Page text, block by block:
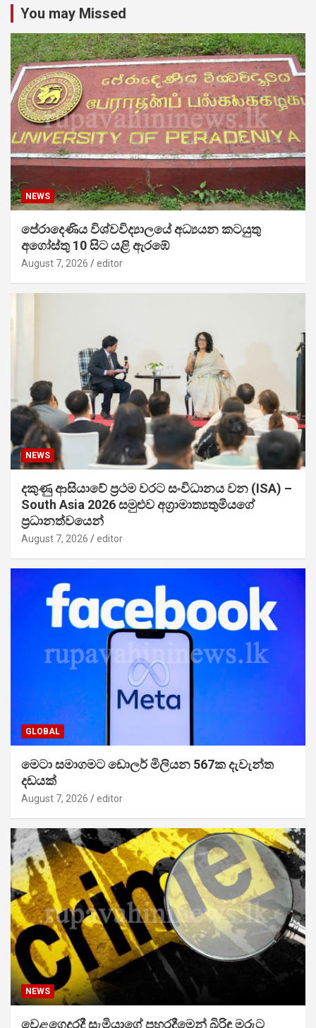
You may Missed
NEWS
පේරාදෙණිය විශ්වවිද්‍යාලයේ අධ්‍යයන කටයුතු
අගෝස්තු 10 සිට යළි ඇරඹේ
August 7, 2026 editor
NEWS
දකුණු ආසියාවේ ප්‍රථම වරට සංවිධානය වන (ISA) –
South Asia 2026 සමුළුව අග්‍රාමාත්‍යතුමියගේ
ප්‍රධානත්වයෙන්
August 7, 2026 editor
GLOBAL
මෙටා සමාගමට ඩොලර් මිලියන 567ක දැවැන්ත
දඩයක්
August 7, 2026 editor
NEWS
වෙළගෙදරදී සැමියාගේ පහරදීමෙන් බිරිඳ මරුට